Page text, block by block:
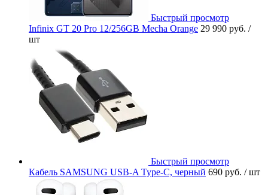
Быстрый просмотр
Infinix GT 20 Pro 12/256GB Mecha Orange 29 990 руб. /
шт
Быстрый просмотр
Кабель SAMSUNG USB-A Type-C, черный 690 руб. / шт